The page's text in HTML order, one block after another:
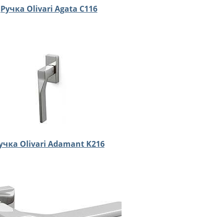
Ручка Olivari Agata C116
Olivari Adamant K216